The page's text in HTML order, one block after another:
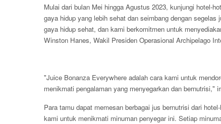
Mulai dari bulan Mei hingga Agustus 2023, kunjungi hotel-
gaya hidup yang lebih sehat dan seimbang dengan segelas
gaya hidup sehat, dan kami berkomitmen untuk
Winston Hanes, Wakil Presiden Operasional Archipelago
"Juice Bonanza Everywhere adalah cara kami untuk
menikmati pengalaman yang menyegarkan dan bernutrisi,"
Para tamu dapat memesan berbagai jus bernutrisi dari
kami untuk menikmati minuman penyegar ini. Setiap